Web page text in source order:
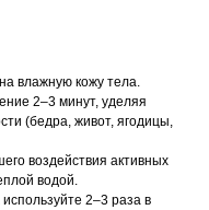
влажную кожу тела.
2–3 минут, уделяя
(бедра, живот, ягодицы,
воздействия активных
водой.
2–3 раза в